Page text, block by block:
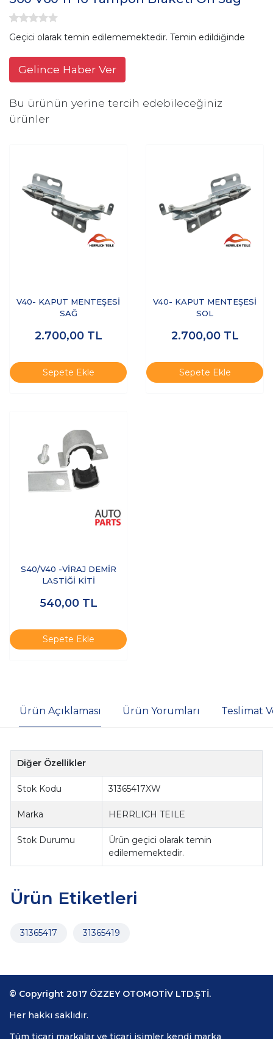
Geçici olarak temin edilememektedir. Temin edildiğinde
Gelince Haber Ver
Bu ürünün yerine tercih edebileceğiniz
ürünler
V40- KAPUT MENTEŞESİ
SAĞ
2.700,00 TL
Sepete Ekle
V40- KAPUT MENTEŞESİ
SOL
2.700,00 TL
Sepete Ekle
S40/V40 -VİRAJ DEMİR
LASTİĞİ KİTİ
540,00 TL
Sepete Ekle
Ürün Açıklaması Ürün Yorumları Teslimat
Diğer Özellikler
Stok Kodu 31365417XW
Marka HERRLICH TEILE
Stok Durumu
Ürün geçici olarak temin
edilememektedir.
Ürün Etiketleri
31365417 31365419
© Copyright 2017 ÖZZEY OTOMOTİV LTD.ŞTİ.
Her hakkı saklıdır.
Tüm ticari markalar ve ticari isimler kendi marka